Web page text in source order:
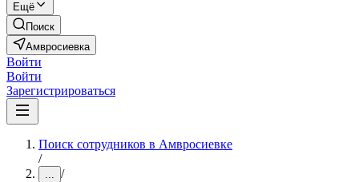
Ещё
Поиск
Амвросиевка
Войти
Войти
Зарегистрироваться
Поиск сотрудников в Амвросиевке
/
... /